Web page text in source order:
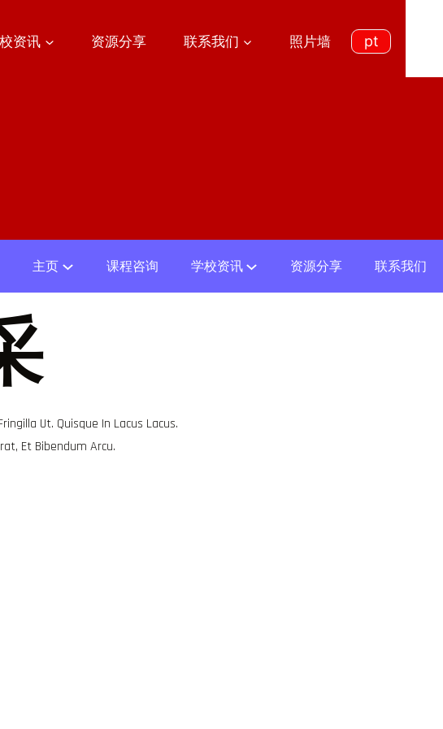
资讯 资源分享 联系我们 照片墙 pt
主页 课程咨询 学校资讯 资源分享 联系我们
Ut. Quisque In Lacus Lacus.
Et Bibendum Arcu.